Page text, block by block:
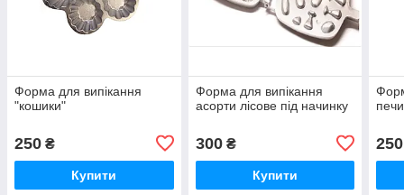
Форма для випікання
"кошики"
250 ₴
Купити
Форма для випікання
асорти лісове під начинку
300₴
Купити
250